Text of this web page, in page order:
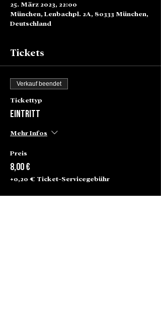
25. März 2023, 22:00
München, Lenbachpl. 2A, 80333 München,
Deutschland
Tickets
Verkauf beendet
Tickettyp
Eintritt
Mehr Infos
Preis
8,00 €
+0,20 € Ticket-Servicegebühr